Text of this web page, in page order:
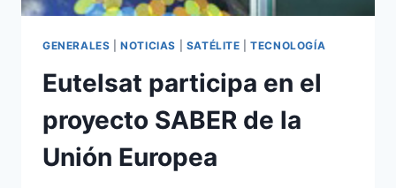
GENERALES |NOTICIAS SATÉLITE |TECNOLOGÍA
Eutelsat participa en el
proyecto SABER de la
Unión Europea